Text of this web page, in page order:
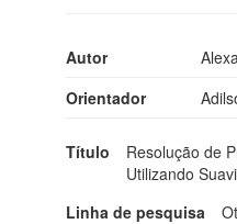
Autor
Orientador
Título
Resolução de
Utilizando
Linha de pesquisa